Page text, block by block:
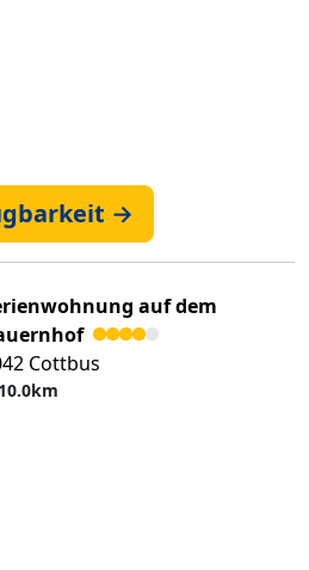
→
auf dem
Cottbus
10.0km